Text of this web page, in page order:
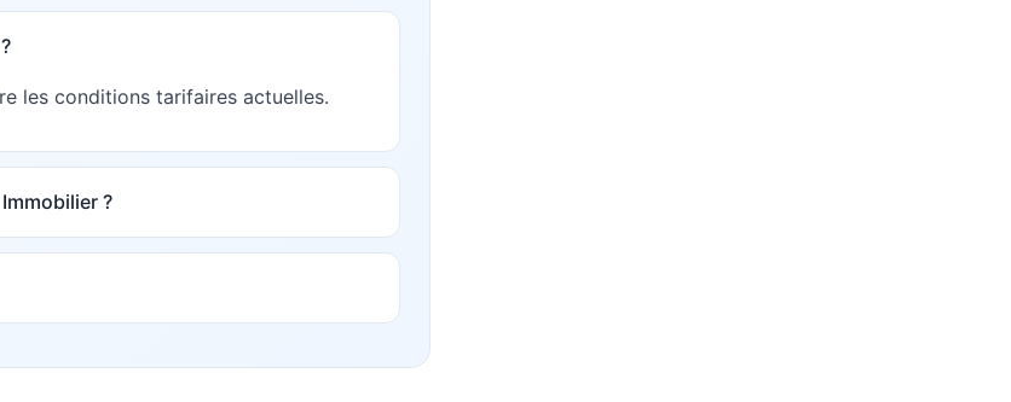
les conditions tarifaires actuelles.
?